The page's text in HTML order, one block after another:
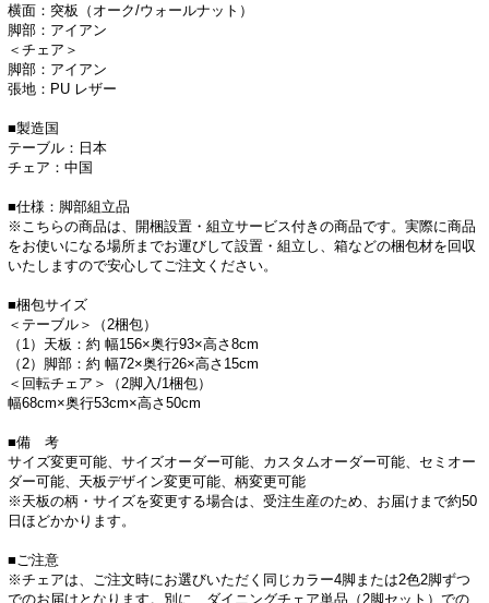
横面：突板（オーク/ウォールナット）
脚部：アイアン
＜チェア＞
脚部：アイアン
張地：PU レザー
■製造国
テーブル：日本
チェア：中国
■仕様：脚部組立品
※こちらの商品は、開梱設置・組立サービス付きの商品です。実際に商品
をお使いになる場所までお運びして設置・組立し、箱などの梱包材を回収
いたしますので安心してご注文ください。
■梱包サイズ
＜テーブル＞（2梱包）
（1）天板：約 幅156×奥行93×高さ8cm
（2）脚部：約 幅72×奥行26×高さ15cm
＜回転チェア＞（2脚入/1梱包）
幅68cm×奥行53cm×高さ50cm
■備 考
サイズ変更可能、サイズオーダー可能、カスタムオーダー可能、セミオー
ダー可能、天板デザイン変更可能、柄変更可能
※天板の柄・サイズを変更する場合は、受注生産のため、お届けまで約50
日ほどかかります。
■ご注意
※チェアは、ご注文時にお選びいただく同じカラー4脚または2色2脚ずつ
でのお届けとなります。別に、ダイニングチェア単品（2脚セット）での